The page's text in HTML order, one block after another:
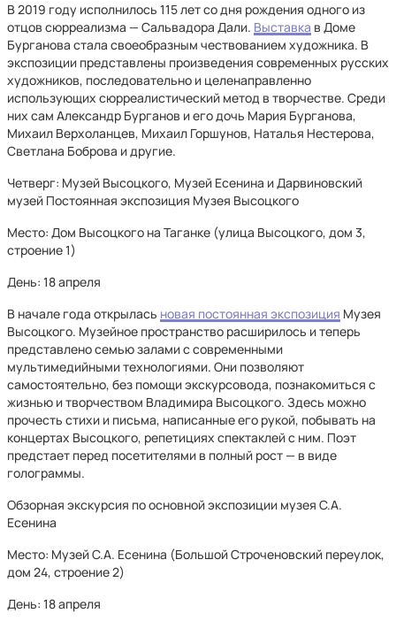
В 2019 году исполнилось 115 лет со дня рождения одного из
отцов сюрреализма — Сальвадора Дали. Выставка в Доме
Бурганова стала своеобразным чествованием художника. В
экспозиции представлены произведения современных русских
художников, последовательно и целенаправленно
использующих сюрреалистический метод в творчестве. Среди
них сам Александр Бурганов и его дочь Мария Бурганова,
Михаил Верхоланцев, Михаил Горшунов, Наталья Нестерова,
Светлана Боброва и другие.
Четверг: Музей Высоцкого, Музей Есенина и Дарвиновский
музей Постоянная экспозиция Музея Высоцкого
Место: Дом Высоцкого на Таганке (улица Высоцкого, дом 3,
строение 1)
День: 18 апреля
В начале года открылась новая постоянная экспозиция Музея
Высоцкого. Музейное пространство расширилось и теперь
представлено семью залами с современными
мультимедийными технологиями. Они позволяют
самостоятельно, без помощи экскурсовода, познакомиться с
жизнью и творчеством Владимира Высоцкого. Здесь можно
прочесть стихи и письма, написанные его рукой, побывать на
концертах Высоцкого, репетициях спектаклей с ним. Поэт
предстает перед посетителями в полный рост — в виде
голограммы.
Обзорная экскурсия по основной экспозиции музея С.А.
Есенина
Место: Музей С.А. Есенина (Большой Строченовский переулок,
дом 24, строение 2)
День: 18 апреля